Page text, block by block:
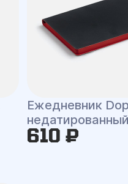
Ежедневник
610 ₽